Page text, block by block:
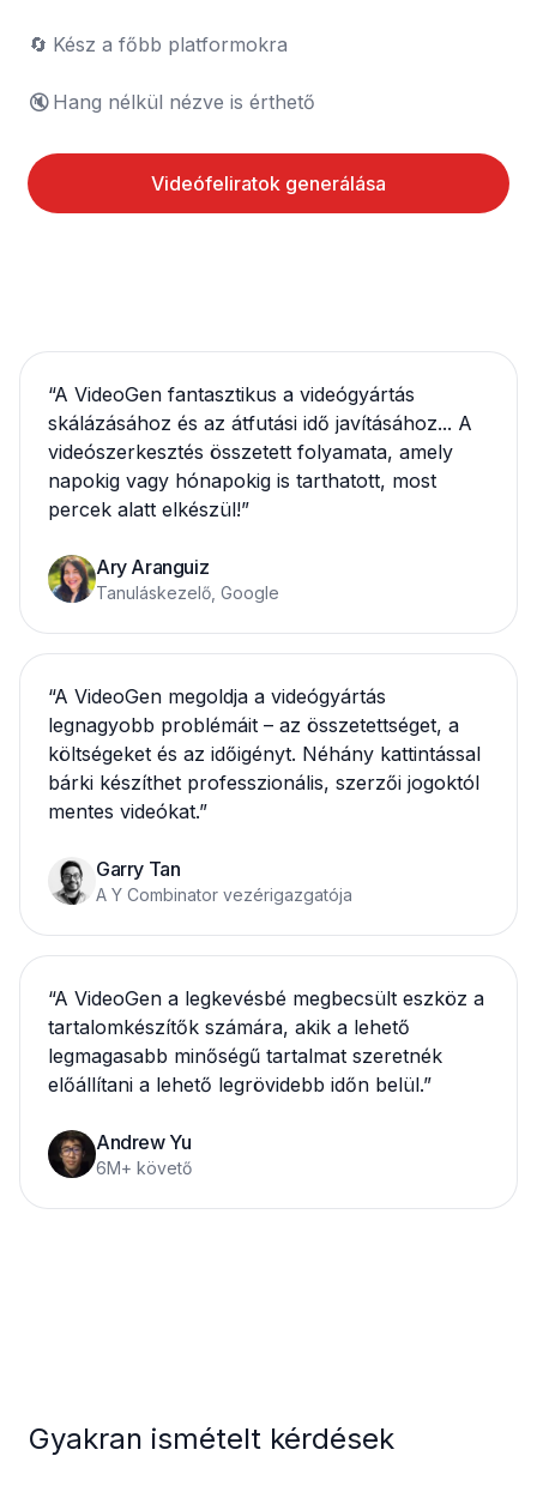
🔄	Kész a főbb platformokra
🔇	Hang nélkül nézve is érthető
Videófeliratok generálása
“A VideoGen fantasztikus a videógyártás
skálázásához és az átfutási idő javításához... A
videószerkesztés összetett folyamata, amely
napokig vagy hónapokig is tarthatott, most
percek alatt elkészül!”
Ary Aranguiz
Tanuláskezelő, Google
“A VideoGen megoldja a videógyártás
legnagyobb problémáit – az összetettséget, a
költségeket és az időigényt. Néhány kattintással
bárki készíthet professzionális, szerzői jogoktól
mentes videókat.”
Garry Tan
A Y Combinator vezérigazgatója
“A VideoGen a legkevésbé megbecsült eszköz a
tartalomkészítők számára, akik a lehető
legmagasabb minőségű tartalmat szeretnék
előállítani a lehető legrövidebb időn belül.”
Andrew Yu
6M+ követő
Gyakran ismételt kérdések